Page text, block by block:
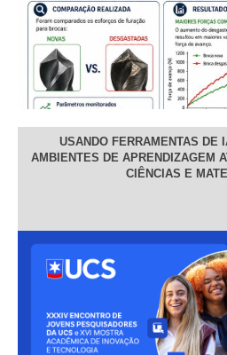
USANDO FERRAMENTAS DE
AMBIENTES DE APRENDIZAGEM
CIÊNCIAS E